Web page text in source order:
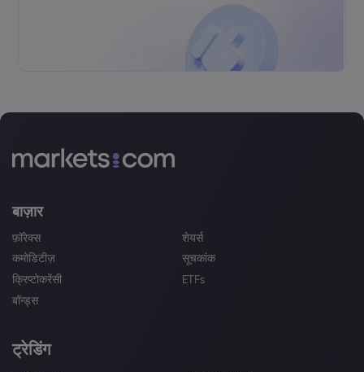
बाज़ार
फ़ॉरेक्स
शेयर्स
कमोडिटीज़
सूचकांक
क्रिप्टोकरेंसी
ETFs
बॉन्ड्स
ट्रेडिंग